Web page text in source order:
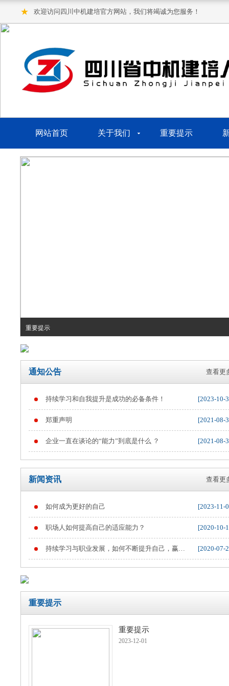
★ 欢迎访问四川中机建培官方网站，我们将竭诚为您服务！
网站首页 关于我们 重要提示
重要提示
重要提示
通知公告 查看更
持续学习和自我提升是成功的必备条件！ [2023-10-
郑重声明 [2021-08-
企业一直在谈论的“能力”到底是什么 ？ [2021-08-
新闻资讯 查看更
如何成为更好的自己 [2023-11-
职场人如何提高自己的适应能力？ [2020-10-
持续学习与职业发展，如何不断提升自己，赢得
职业竞争
[2020-07-
重要提示
重要提示
2023-12-01